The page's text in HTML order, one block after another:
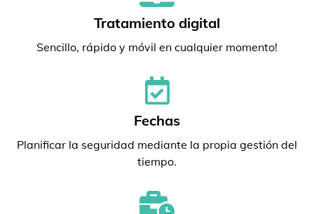
Tratamiento digital
Sencillo, rápido y móvil en cualquier momento!
Fechas
Planificar la seguridad mediante la propia gestión del
tiempo.